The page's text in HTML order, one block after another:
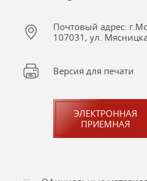
Почтовый адрес:
107031, ул.
Версия для печати
ЭЛЕКТРОННАЯ
ПРИЕМНАЯ